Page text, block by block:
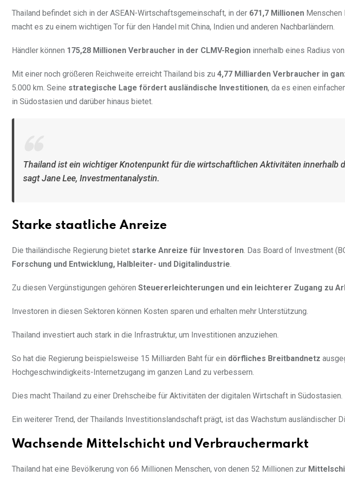
Thailand befindet sich in der ASEAN-Wirtschaftsgemeinschaft, in der 671,7 Millionen Menschen
macht es zu einem wichtigen Tor für den Handel mit China, Indien und anderen Nachbarländern.
Händler können 175,28 Millionen Verbraucher in der CLMV-Region innerhalb eines Radius
Mit einer noch größeren Reichweite erreicht Thailand bis zu 4,77 Milliarden Verbraucher in
5.000 km. Seine strategische Lage fördert ausländische Investitionen, da es einen
in Südostasien und darüber hinaus bietet.
Thailand ist ein wichtiger Knotenpunkt für die wirtschaftlichen Aktivitäten innerhalb
sagt Jane Lee, Investmentanalystin.
Starke staatliche Anreize
Die thailändische Regierung bietet starke Anreize für Investoren. Das Board of Investment
Forschung und Entwicklung, Halbleiter- und Digitalindustrie.
Zu diesen Vergünstigungen gehören Steuererleichterungen und ein leichterer Zugang zu
Investoren in diesen Sektoren können Kosten sparen und erhalten mehr Unterstützung.
Thailand investiert auch stark in die Infrastruktur, um Investitionen anzuziehen.
So hat die Regierung beispielsweise 15 Milliarden Baht für ein dörfliches Breitbandnetz
Hochgeschwindigkeits-Internetzugang im ganzen Land zu verbessern.
Dies macht Thailand zu einer Drehscheibe für Aktivitäten der digitalen Wirtschaft in Südostasien.
Ein weiterer Trend, der Thailands Investitionslandschaft prägt, ist das Wachstum ausländischer
Wachsende Mittelschicht und Verbrauchermarkt
Thailand hat eine Bevölkerung von 66 Millionen Menschen, von denen 52 Millionen zur